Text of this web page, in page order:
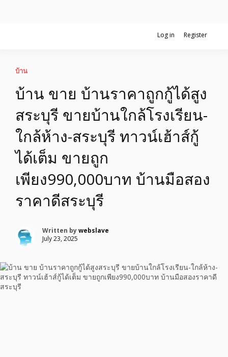
บ้าน รับจ้างโพสต์อสังหา แตกต่างอย่าง
ตั้งใจ รับรองผล อันดับ1 การโพสต์ขายอสัง
หา กับทีมงานบริษัท บ้าน ที่ดิน คอนโด
ติดGoogleหน้าแรกได้จริงๆ ใน 7 วัน
รับจ้างโพสอสังหา ขายบ้าน อสังหาโพสต์ เชื่อถือได้จริง รับโพสต์ ที่ดิน
กว่า20ปี ทีมงานมืออาชีพ ช่วยคุณขายบ้านมานาน ตัวจริง
Log in Register
บ้าน
บ้าน ขาย บ้านราคาถูกกู้ได้สูง
สระบุรี ขายบ้านใกล้โรงเรียน-
ใกล้ห้าง-สระบุรี ทาวน์เฮ้าส์กู้
ได้เต็ม ขายถูก
เพียง990,000บาท บ้านมือสอง
ราคาดีสระบุรี
Written bywebslave
July 23, 2025